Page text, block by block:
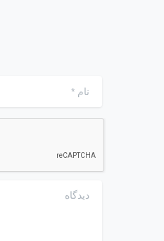
*
دیدگاه